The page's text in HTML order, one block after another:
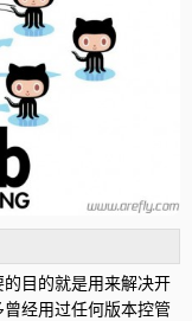
目的就是用来解决开
经用过任何版本控管